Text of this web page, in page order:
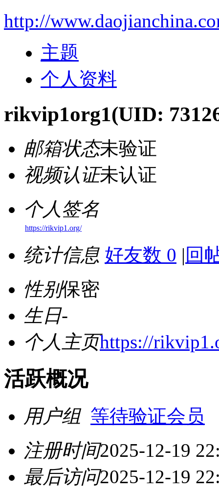
http://
主题
个人资料
rikvip1org1(UID:
邮箱状态未验证
视频认证未认证
个人签名
https://rikvip1.org/
统计信息 好友数 0 | 回
性别保密
生日-
个人主页https://
活跃概况
用户组 等待验证会员
注册时间2025-12-19
最后访问2025-12-19